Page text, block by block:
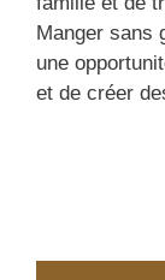
Manger sans
une
et de créer